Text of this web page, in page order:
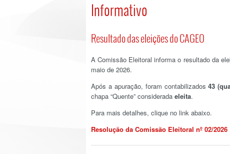
Informativo
Resultado das eleições do CAGEO
A Comissão Eleitoral informa o resultado da
maio de 2026.
Após a apuração, foram contabilizados43
chapa “Quente” considerada eleita.
Para mais detalhes, clique no link abaixo.
Resolução da Comissão Eleitoral nº 02/2026